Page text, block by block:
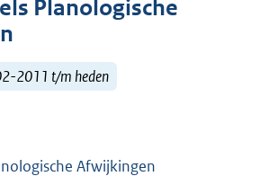
Planologische
2011 t/m heden
Afwijkingen